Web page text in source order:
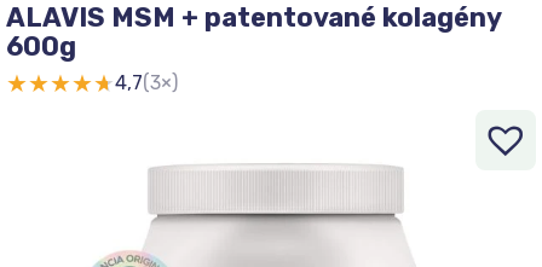
ALAVIS MSM + patentované kolagény
600g
★★★★★4,7(3×)